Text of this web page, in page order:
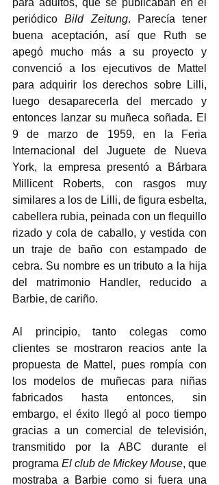
periódico Bild Zeitung. Parecía tener
buena aceptación, así que Ruth se
apegó mucho más a su proyecto y
convenció a los ejecutivos de Mattel
para adquirir los derechos sobre Lilli,
luego desaparecerla del mercado y
entonces lanzar su muñeca soñada. El
9 de marzo de 1959, en la Feria
Internacional del Juguete de Nueva
York, la empresa presentó a Bárbara
Millicent Roberts, con rasgos muy
similares a los de Lilli, de figura esbelta,
cabellera rubia, peinada con un flequillo
rizado y cola de caballo, y vestida con
un traje de baño con estampado de
cebra. Su nombre es un tributo a la hija
del matrimonio Handler, reducido a
Barbie, de cariño.
Al principio, tanto colegas como
clientes se mostraron reacios ante la
propuesta de Mattel, pues rompía con
los modelos de muñecas para niñas
fabricados hasta entonces, sin
embargo, el éxito llegó al poco tiempo
gracias a un comercial de televisión,
transmitido por la ABC durante el
programa El club de Mickey Mouse, que
mostraba a Barbie como si fuera una